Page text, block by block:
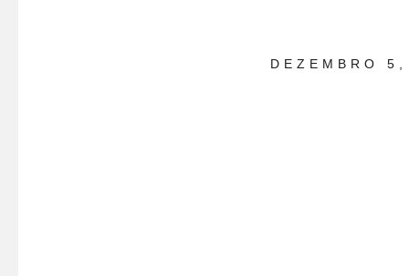
DEZEMBRO